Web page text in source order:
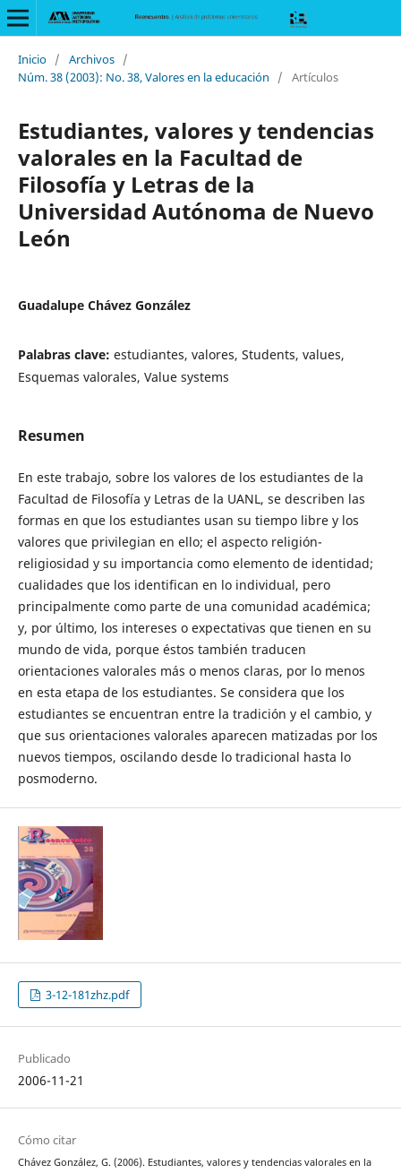
Inicio / Archivos /
Núm. 38 (2003): No. 38, Valores en la educación
/ Artículos
Estudiantes, valores y tendencias
valorales en la Facultad de
Filosofía y Letras de la
Universidad Autónoma de Nuevo
León
Guadalupe Chávez González
Palabras clave: estudiantes, valores, Students, values,
Esquemas valorales, Value systems
Resumen
En este trabajo, sobre los valores de los estudiantes de la
Facultad de Filosofía y Letras de la UANL, se describen las
formas en que los estudiantes usan su tiempo libre y los
valores que privilegian en ello; el aspecto religión-
religiosidad y su importancia como elemento de identidad;
cualidades que los identifican en lo individual, pero
principalmente como parte de una comunidad académica;
y, por último, los intereses o expectativas que tienen en su
mundo de vida, porque éstos también traducen
orientaciones valorales más o menos claras, por lo menos
en esta etapa de los estudiantes. Se considera que los
estudiantes se encuentran entre la tradición y el cambio, y
que sus orientaciones valorales aparecen matizadas por los
nuevos tiempos, oscilando desde lo tradicional hasta lo
posmoderno.
3-12-181zhz.pdf
Publicado
2006-11-21
Cómo citar
Chávez González, G. (2006). Estudiantes, valores y tendencias valorales en la